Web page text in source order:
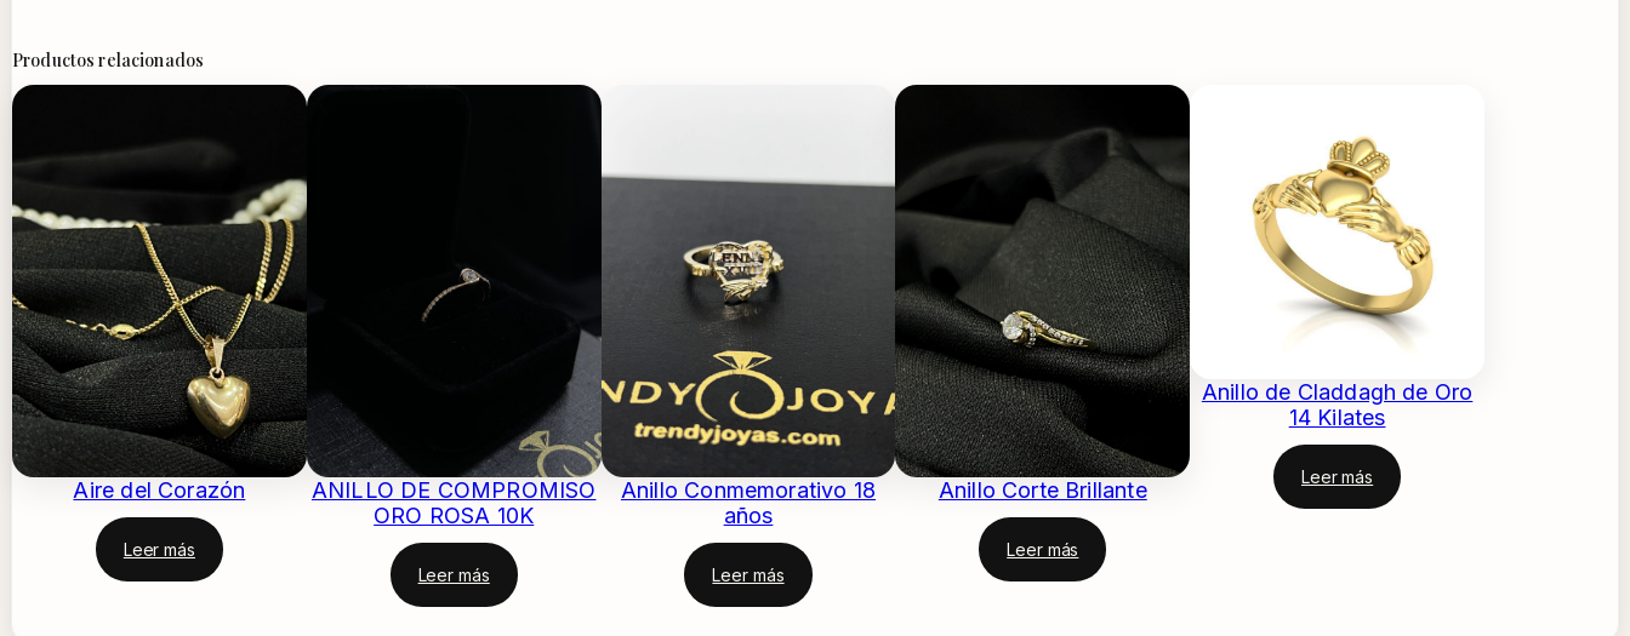
Productos relacionados
Aire del Corazón
Leer más
ANILLO DE COMPROMISO
ORO ROSA 10K
Leer más
Anillo Conmemorativo 18
años
Leer más
Anillo Corte Brillante
Leer más
Anillo de Claddagh de Oro
14 Kilates
Leer más